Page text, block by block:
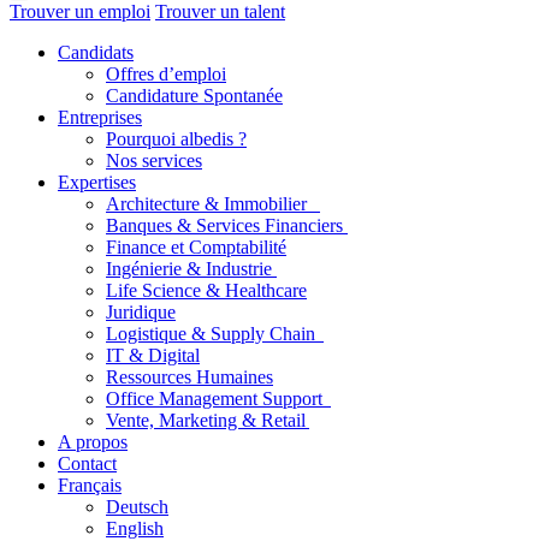
Trouver un emploi Trouver un talent
Candidats
Offres d’emploi
Candidature Spontanée
Entreprises
Pourquoi albedis ?
Nos services
Expertises
Architecture & Immobilier
Banques & Services Financiers
Finance et Comptabilité
Ingénierie & Industrie
Life Science & Healthcare
Juridique
Logistique & Supply Chain
IT & Digital
Ressources Humaines
Office Management Support
Vente, Marketing & Retail
A propos
Contact
Français
Deutsch
English